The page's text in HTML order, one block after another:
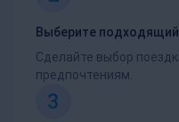
Выберите подходящий
Сделайте выбор
предпочтениям.
3